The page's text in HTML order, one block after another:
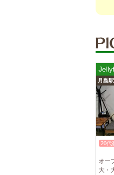
月島駅
20代
オー
大・